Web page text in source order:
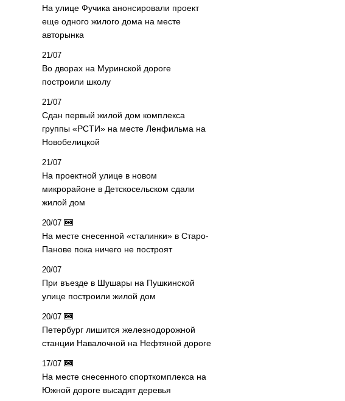
На улице Фучика анонсировали проект
еще одного жилого дома на месте
авторынка
21/07
Во дворах на Муринской дороге
построили школу
21/07
Сдан первый жилой дом комплекса
группы «РСТИ» на месте Ленфильма на
Новобелицкой
21/07
На проектной улице в новом
микрорайоне в Детскосельском сдали
жилой дом
20/07
На месте снесенной «сталинки» в Старо-
Панове пока ничего не построят
20/07
При въезде в Шушары на Пушкинской
улице построили жилой дом
20/07
Петербург лишится железнодорожной
станции Навалочной на Нефтяной дороге
17/07
На месте снесенного спорткомплекса на
Южной дороге высадят деревья